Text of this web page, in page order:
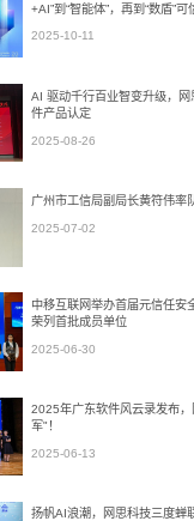
+AI”到“智能体”，再到“数盾”可
2025-10-11
AI 驱动千行百业智变升级，
件产品认定
2025-08-26
广州市工信局副局长黄符伟率
2025-07-02
中移互联网举办首届元信任安
荣列首批成员单位
2025-06-30
2025年广东软件风云录发布
军"！
2025-06-13
扬帆AI浪潮，网思科技三度蝉